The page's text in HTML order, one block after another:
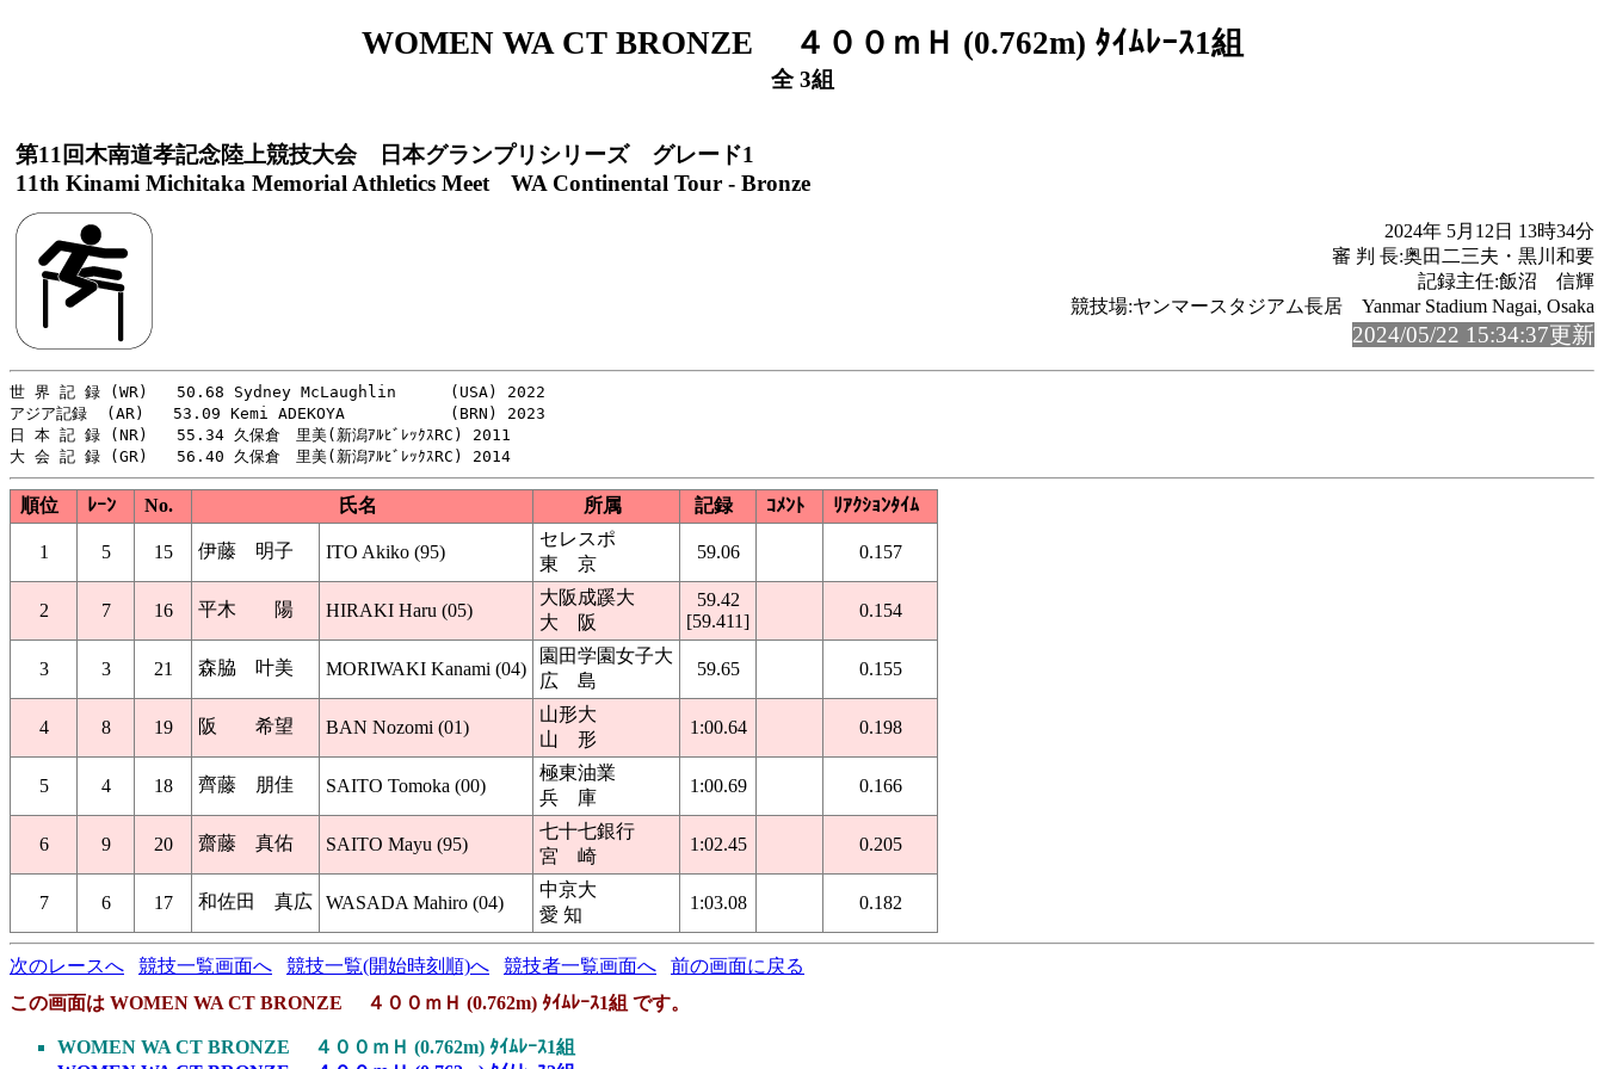
WOMEN WA CT BRONZE ４００ｍＨ (0.762m) ﾀｲﾑﾚｰｽ1組
全 3組
第11回木南道孝記念陸上競技大会 日本グランプリシリーズ グレード1
11th Kinami Michitaka Memorial Athletics Meet WA Continental Tour - Bronze
2024年 5月12日 13時34分
審 判 長:奥田二三夫・黒川和要
記録主任:飯沼 信輝
競技場:ヤンマースタジアム長居 Yanmar Stadium Nagai, Osaka
2024/05/22 15:34:37更新
世 界 記 録 (WR)   50.68 Sydney McLaughlin 　   (USA) 2022
アジア記録  (AR)   53.09 Kemi ADEKOYA           (BRN) 2023
日 本 記 録 (NR)   55.34 久保倉　里美(新潟ｱﾙﾋﾞﾚｯｸｽRC) 2011
順位 ﾚｰﾝ No. 氏名 所属 記録 ｺﾒﾝﾄ ﾘｱｸｼｮﾝﾀｲﾑ
1 5 15 伊藤 明子 ITO Akiko (95)
セレスポ
東 京
59.06 0.157
2 7 16 平木 陽 HIRAKI Haru (05)
大阪成蹊大
大 阪
59.42
[59.411]
0.154
3 3 21 森脇 叶美 MORIWAKI Kanami (04)
園田学園女子大
広 島
59.65 0.155
4 8 19 阪 希望 BAN Nozomi (01)
山形大
山 形
1:00.64 0.198
5 4 18 齊藤 朋佳 SAITO Tomoka (00)
極東油業
兵 庫
1:00.69 0.166
6 9 20 齋藤 真佑 SAITO Mayu (95)
七十七銀行
宮 崎
1:02.45 0.205
7 6 17 和佐田 真広 WASADA Mahiro (04)
中京大
愛 知
1:03.08 0.182
次のレースへ 競技一覧画面へ 競技一覧(開始時刻順)へ 競技者一覧画面へ
前の画面に戻る
この画面は WOMEN WA CT BRONZE ４００ｍＨ (0.762m) ﾀｲﾑﾚｰｽ1組 です。
WOMEN WA CT BRONZE ４００ｍＨ (0.762m) ﾀｲﾑﾚｰｽ1組